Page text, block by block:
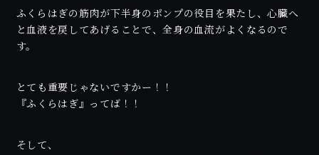
ふくらはぎの筋肉が下半身のポンプの役目を果たし、心臓へ
と血液を戻してあげることで、全身の血流がよくなるので
す。
とても重要じゃないですかー！！
『ふくらはぎ』ってば！！
そして、